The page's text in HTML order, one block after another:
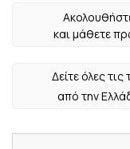
και μάθετε
Δείτε όλες τις
από την